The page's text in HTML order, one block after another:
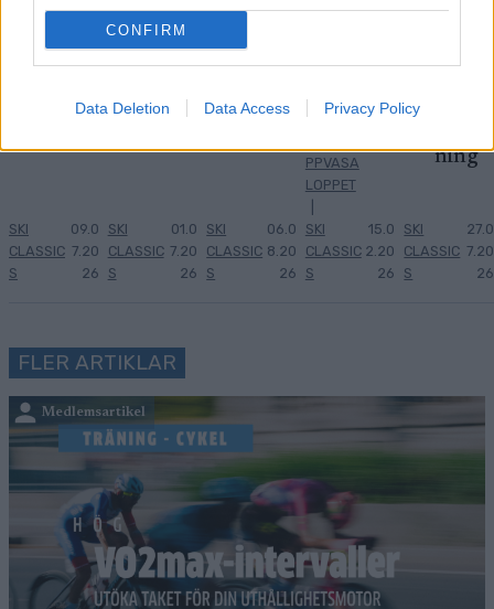
CONFIRM
Data Deletion Data Access Privacy Policy
ärke...
SKI
CLASSIC
S
09.0
7.20
26
gram
– stod
plötsl
utan
SKI
CLASSIC
S
01.0
7.20
26
team
efter
säson
SKI
CLASSIC
S
06.0
8.20
26
seger
Skinn
pet
PPVASA
LOPPET
SKI
CLASSIC
S
15.0
2.20
26
april
antar
ning
SKI
CLASSIC
S
27.0
7.20
26
FLER ARTIKLAR
Medlemsartikel